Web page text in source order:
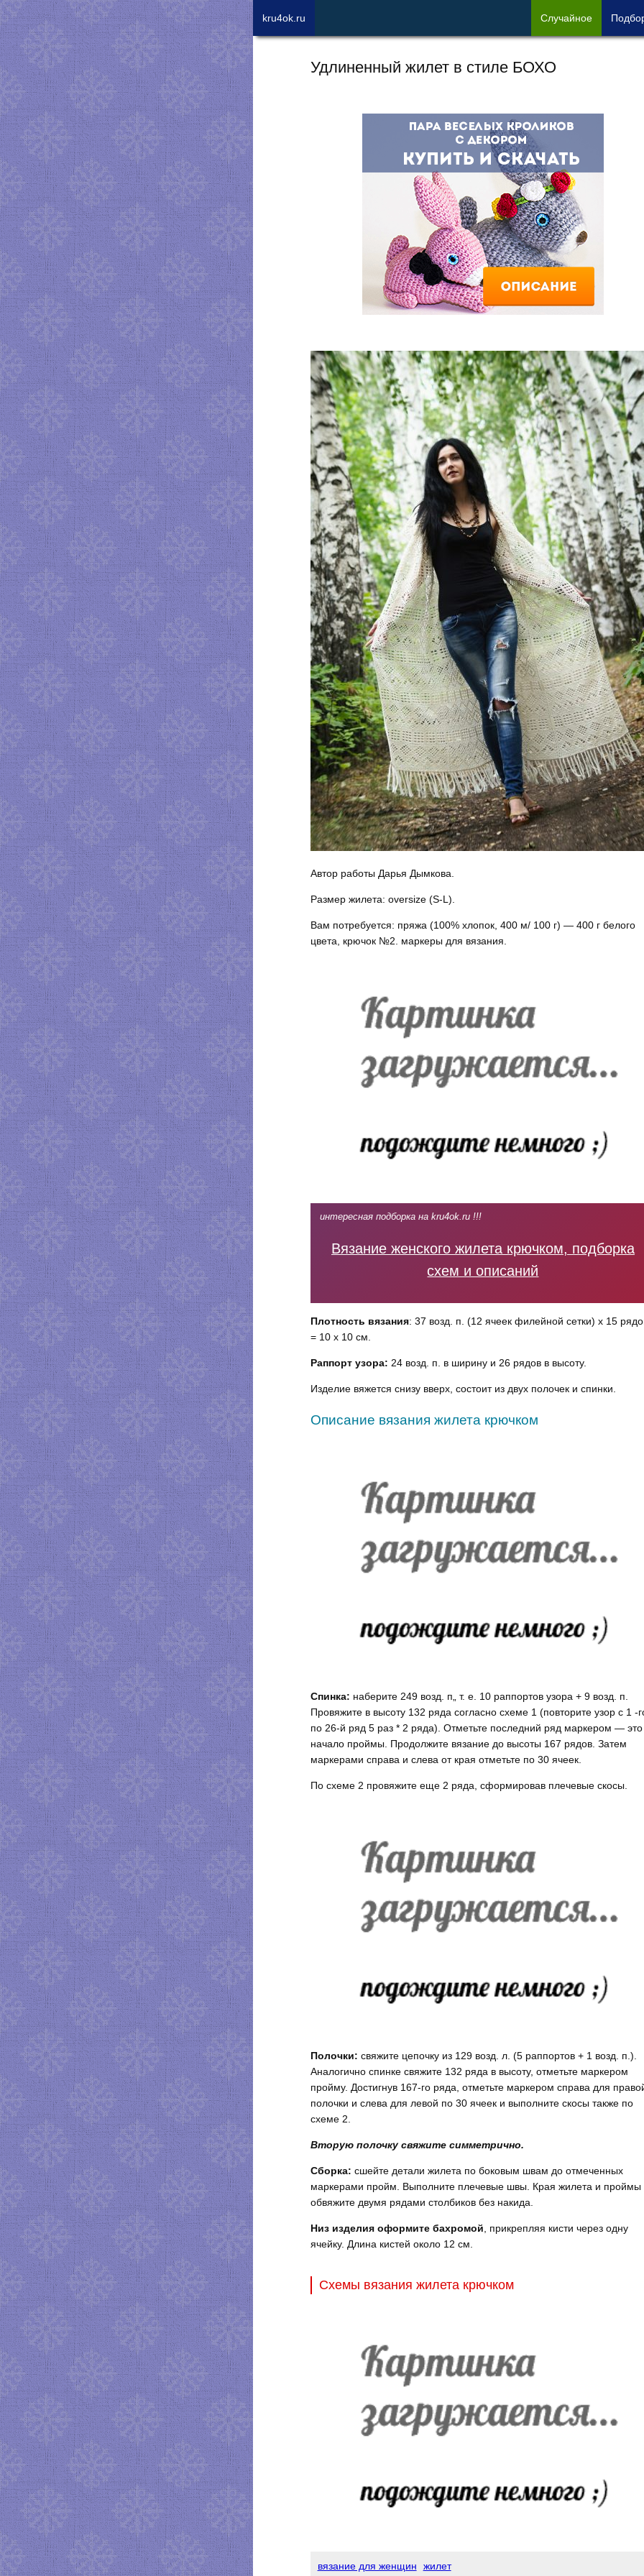
Удлиненный жилет в стиле БОХО
Автор работы Дарья Дымкова.
Размер жилета: oversize (S-L).
Вам потребуется: пряжа (100% хлопок, 400 м/ 100 г) — 400 г белого
цвета, крючок №2. маркеры для вязания.
интересная подборка на kru4ok.ru !!!
Вязание женского жилета крючком, подборка
схем и описаний
Плотность вязания: 37 возд. п. (12 ячеек филейной сетки) х 15
= 10 х 10 см.
Раппорт узора: 24 возд. п. в ширину и 26 рядов в высоту.
Изделие вяжется снизу вверх, состоит из двух полочек и спинки.
Описание вязания жилета крючком
Спинка: наберите 249 возд. п„ т. е. 10 раппортов узора + 9 возд. п.
Провяжите в высоту 132 ряда согласно схеме 1 (повторите узор с 1 -
по 26-й ряд 5 раз * 2 ряда). Отметьте последний ряд маркером — это
начало проймы. Продолжите вязание до высоты 167 рядов. Затем
маркерами справа и слева от края отметьте по 30 ячеек.
По схеме 2 провяжите еще 2 ряда, сформировав плечевые скосы.
Полочки: свяжите цепочку из 129 возд. л. (5 раппортов + 1 возд. п.).
Аналогично спинке свяжите 132 ряда в высоту, отметьте маркером
пройму. Достигнув 167-го ряда, отметьте маркером справа для
полочки и слева для левой по 30 ячеек и выполните скосы также по
схеме 2.
Вторую полочку свяжите симметрично.
Сборка: сшейте детали жилета по боковым швам до отмеченных
маркерами пройм. Выполните плечевые швы. Края жилета и проймы
обвяжите двумя рядами столбиков без накида.
Низ изделия оформите бахромой , прикрепляя кисти через одну
ячейку. Длина кистей около 12 см.
Схемы вязания жилета крючком
вязание для женщин жилет
kru4ok.ru Случайное Под